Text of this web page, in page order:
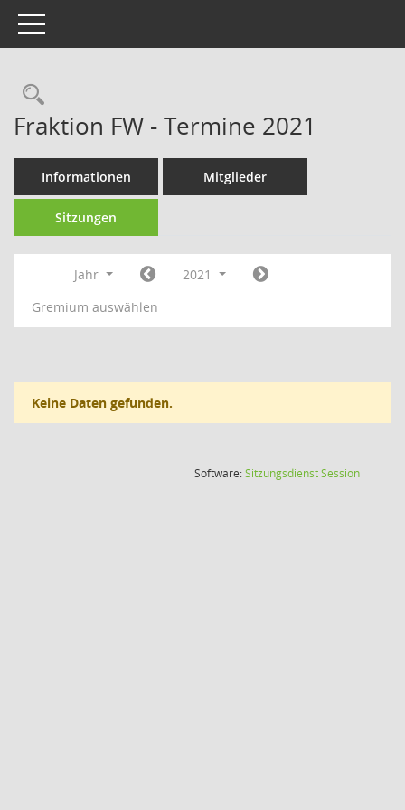
Toggle navigation
Fraktion FW - Termine 2021
Informationen Mitglieder
Sitzungen
Jahr
2021
Gremium auswählen
Keine Daten gefunden.
Software:SitzungsdienstSession(Wird in